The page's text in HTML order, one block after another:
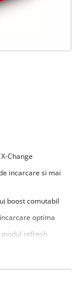
Change
incarcare si mai
boost comutabil
optima
refresh